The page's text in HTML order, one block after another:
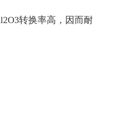
转换率高，因而耐